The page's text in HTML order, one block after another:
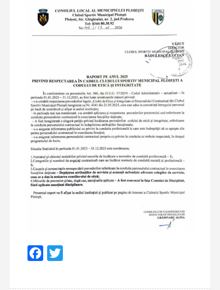
Facebook